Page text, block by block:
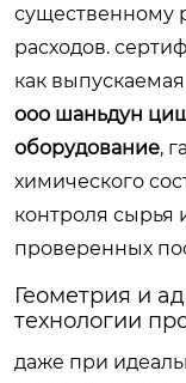
существенному
расходов.
как
ооо шаньдун
оборудование,
химического
контроля сырья
проверенных
Геометрия и
технологии
даже при